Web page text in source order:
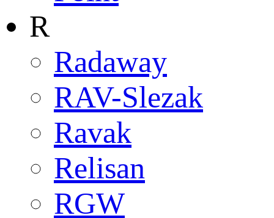
R
Radaway
RAV-Slezak
Ravak
Relisan
RGW